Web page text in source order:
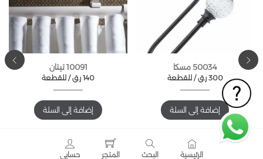
50034 مسكا
للقطعة / 300 ر.ق
إضافة إلى السلة
10091 تيتان
للقطعة / 140 ر.ق
إضافة إلى السلة
الرئيسية البحث المتجر حسابي